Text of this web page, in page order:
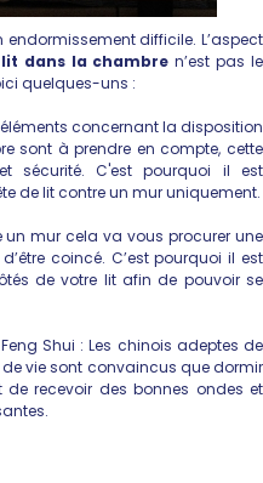
difficile. L’aspect
dans la chambre n’est pas le
quelques-uns :
éléments concernant la disposition
sont à prendre en compte, cette
sécurité. C'est pourquoi il est
de lit contre un mur uniquement.
un mur cela va vous procurer une
coincé. C’est pourquoi il est
de votre lit afin de pouvoir se
Shui : Les chinois adeptes de
de vie sont convaincus que dormir
de recevoir des bonnes ondes et